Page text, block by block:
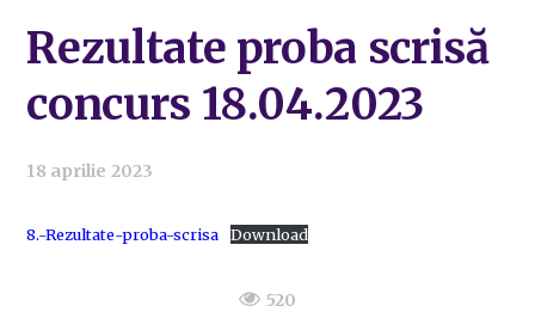
Rezultate proba scrisă
concurs 18.04.2023
18 aprilie 2023
8.-Rezultate-proba-scrisa Download
520